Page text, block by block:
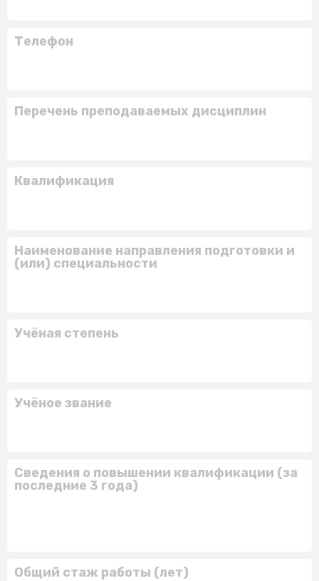
Телефон
Перечень преподаваемых дисциплин
Квалификация
Наименование направления подготовки и
(или) специальности
Учёная степень
Учёное звание
Сведения о повышении квалификации (за
последние 3 года)
Общий стаж работы (лет)